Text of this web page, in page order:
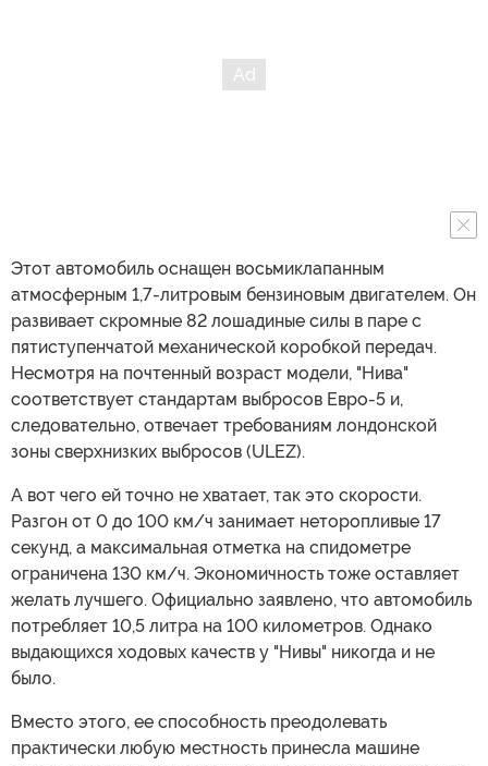
Этот автомобиль оснащен восьмиклапанным
атмосферным 1,7-литровым бензиновым двигателем. Он
развивает скромные 82 лошадиные силы в паре с
пятиступенчатой механической коробкой передач.
Несмотря на почтенный возраст модели, "Нива"
соответствует стандартам выбросов Евро-5 и,
следовательно, отвечает требованиям лондонской
зоны сверхнизких выбросов (ULEZ).
А вот чего ей точно не хватает, так это скорости.
Разгон от 0 до 100 км/ч занимает неторопливые 17
секунд, а максимальная отметка на спидометре
ограничена 130 км/ч. Экономичность тоже оставляет
желать лучшего. Официально заявлено, что автомобиль
потребляет 10,5 литра на 100 километров. Однако
выдающихся ходовых качеств у "Нивы" никогда и не
было.
Вместо этого, ее способность преодолевать
практически любую местность принесла машине